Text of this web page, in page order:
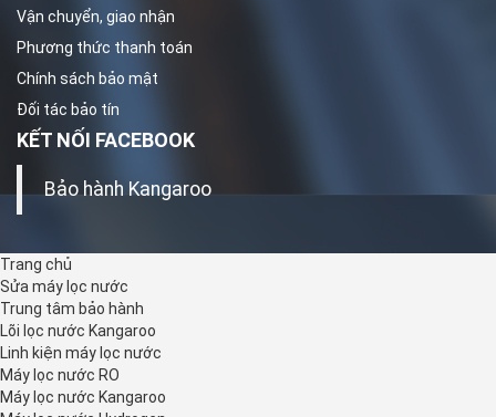
Vận chuyển, giao nhận
Phương thức thanh toán
Chính sách bảo mật
Đối tác bảo tín
KẾT NỐI FACEBOOK